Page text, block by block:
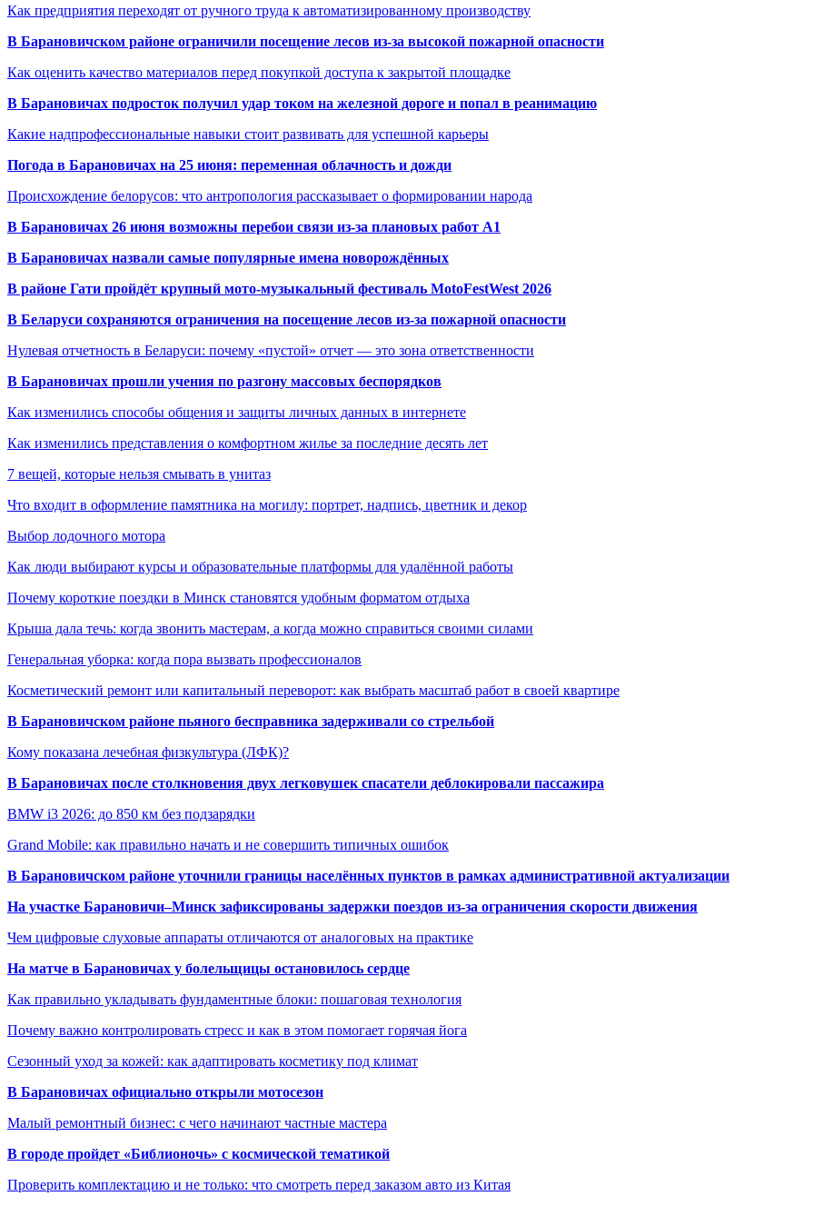
Как предприятия переходят от ручного труда к автоматизированному производству
В Барановичском районе ограничили посещение лесов из-за высокой пожарной опасности
Как оценить качество материалов перед покупкой доступа к закрытой площадке
В Барановичах подросток получил удар током на железной дороге и попал в реанимацию
Какие надпрофессиональные навыки стоит развивать для успешной карьеры
Погода в Барановичах на 25 июня: переменная облачность и дожди
Происхождение белорусов: что антропология рассказывает о формировании народа
В Барановичах 26 июня возможны перебои связи из-за плановых работ A1
В Барановичах назвали самые популярные имена новорождённых
В районе Гати пройдёт крупный мото-музыкальный фестиваль MotoFestWest 2026
В Беларуси сохраняются ограничения на посещение лесов из-за пожарной опасности
Нулевая отчетность в Беларуси: почему «пустой» отчет — это зона ответственности
В Барановичах прошли учения по разгону массовых беспорядков
Как изменились способы общения и защиты личных данных в интернете
Как изменились представления о комфортном жилье за последние десять лет
7 вещей, которые нельзя смывать в унитаз
Что входит в оформление памятника на могилу: портрет, надпись, цветник и декор
Выбор лодочного мотора
Как люди выбирают курсы и образовательные платформы для удалённой работы
Почему короткие поездки в Минск становятся удобным форматом отдыха
Крыша дала течь: когда звонить мастерам, а когда можно справиться своими силами
Генеральная уборка: когда пора вызвать профессионалов
Косметический ремонт или капитальный переворот: как выбрать масштаб работ в своей квартире
В Барановичском районе пьяного бесправника задерживали со стрельбой
Кому показана лечебная физкультура (ЛФК)?
В Барановичах после столкновения двух легковушек спасатели деблокировали пассажира
BMW i3 2026: до 850 км без подзарядки
Grand Mobile: как правильно начать и не совершить типичных ошибок
В Барановичском районе уточнили границы населённых пунктов в рамках административной актуализации
На участке Барановичи–Минск зафиксированы задержки поездов из-за ограничения скорости движения
Чем цифровые слуховые аппараты отличаются от аналоговых на практике
На матче в Барановичах у болельщицы остановилось сердце
Как правильно укладывать фундаментные блоки: пошаговая технология
Почему важно контролировать стресс и как в этом помогает горячая йога
Сезонный уход за кожей: как адаптировать косметику под климат
В Барановичах официально открыли мотосезон
Малый ремонтный бизнес: с чего начинают частные мастера
В городе пройдет «Библионочь» с космической тематикой
Проверить комплектацию и не только: что смотреть перед заказом авто из Китая